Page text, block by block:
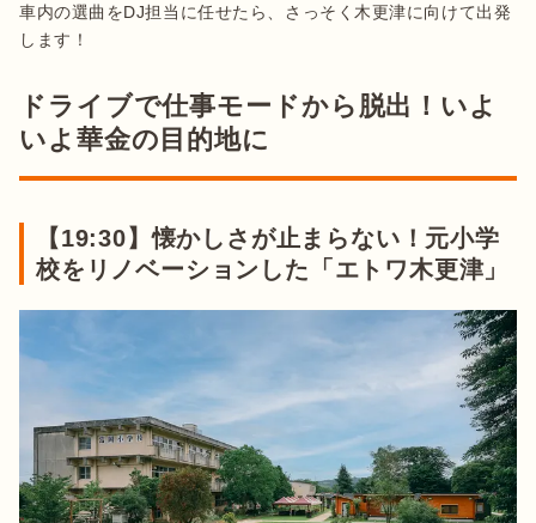
車内の選曲をDJ担当に任せたら、さっそく木更津に向けて出発
ドライブで仕事モードから脱出！いよ
いよ華金の目的地に
【19:30】懐かしさが止まらない！元小学
校をリノベーションした「エトワ木更津」